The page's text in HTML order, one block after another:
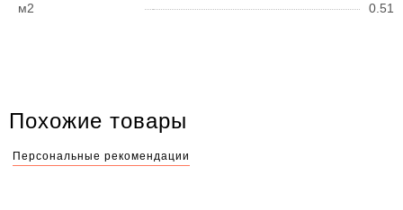
м2
0.51
Похожие товары
Персональные рекомендации